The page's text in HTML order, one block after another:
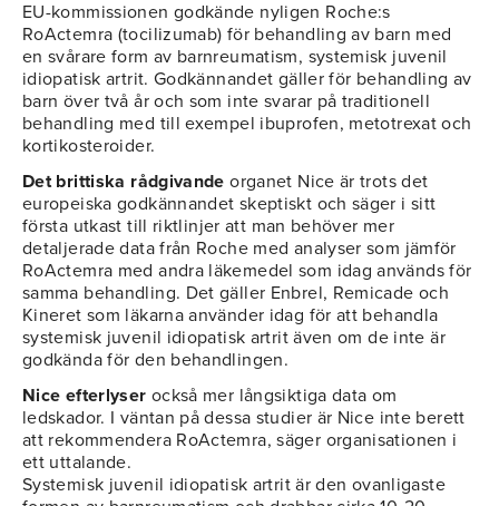
EU-kommissionen godkände nyligen Roche:s
RoActemra (tocilizumab) för behandling av barn med
en svårare form av barnreumatism, systemisk juvenil
idiopatisk artrit. Godkännandet gäller för behandling av
barn över två år och som inte svarar på traditionell
behandling med till exempel ibuprofen, metotrexat och
kortikosteroider.
Det brittiska rådgivande organet Nice är trots det
europeiska godkännandet skeptiskt och säger i sitt
första utkast till riktlinjer att man behöver mer
detaljerade data från Roche med analyser som jämför
RoActemra med andra läkemedel som idag används för
samma behandling. Det gäller Enbrel, Remicade och
Kineret som läkarna använder idag för att behandla
systemisk juvenil idiopatisk artrit även om de inte är
godkända för den behandlingen.
Nice efterlyser också mer långsiktiga data om
ledskador. I väntan på dessa studier är Nice inte berett
att rekommendera RoActemra, säger organisationen i
ett uttalande.
Systemisk juvenil idiopatisk artrit är den ovanligaste